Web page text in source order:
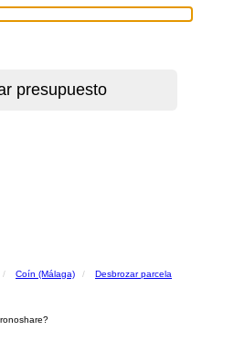
Coín (Málaga)
Desbrozar parcela